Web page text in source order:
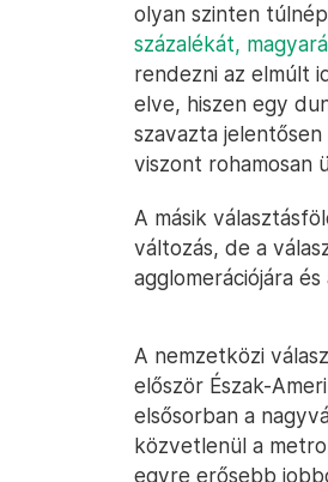
olyan szinten
százalékát,
rendezni az elmúlt
elve, hiszen egy
szavazta
viszont rohamosan
A másik
változás, de a
agglomerációjára
A nemzetközi
először Észak-
elsősorban a
közvetlenül a
egyre erősebb